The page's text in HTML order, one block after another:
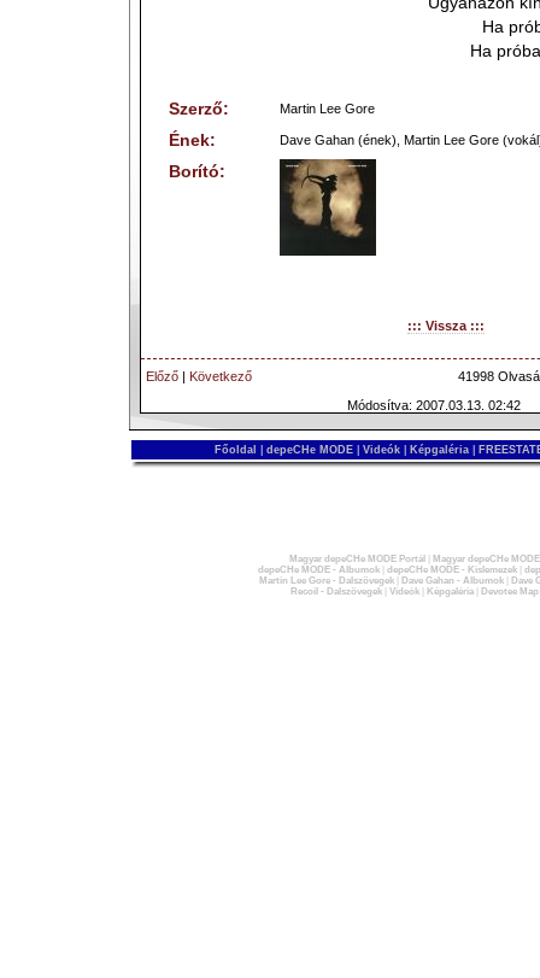
Ha
Ha
Szerző: Martin Lee Gore
Ének: Dave Gahan (ének), Martin Lee Gore
Borító:
::: Vissza :::
Előző | Következő
41998
Módosítva: 2007.03.13. 02:42
Főoldal depeCHe MODE Videók Képgaléria
Magyar depeCHe MODE Portál
Magyar depeCHe
depeCHe MODE - Albumok| depeCHe MODE - Kislemezek|
Martin Lee Gore - Dalszövegek| Dave Gahan - Albumok|
Dave
Recoil - Dalszövegek| Videók| Képgaléria| Devotee Map